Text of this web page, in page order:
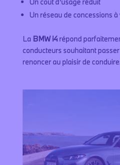
Un réseau de concessions
La BMW i4répond
conducteurs souhaitant
renoncer au plaisir de conduire.